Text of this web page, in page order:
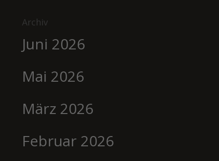
Archiv
Juni 2026
Mai 2026
März 2026
Februar 2026